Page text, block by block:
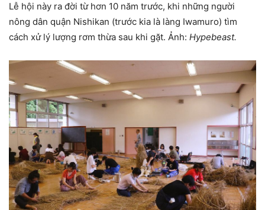
Lễ hội này ra đời từ hơn 10 năm trước, khi những người
nông dân quận Nishikan (trước kia là làng Iwamuro) tìm
cách xử lý lượng rơm thừa sau khi gặt. Ảnh: Hypebeast.